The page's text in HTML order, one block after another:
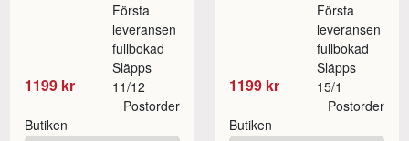
1199 kr
Första
leveransen
fullbokad
Släpps
11/12
Butiken
Postorder
1199 kr
Första
leveransen
fullbokad
Släpps
15/1
Butiken
Postorder